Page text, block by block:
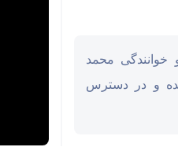
خوانندگی محمد
و در دسترس